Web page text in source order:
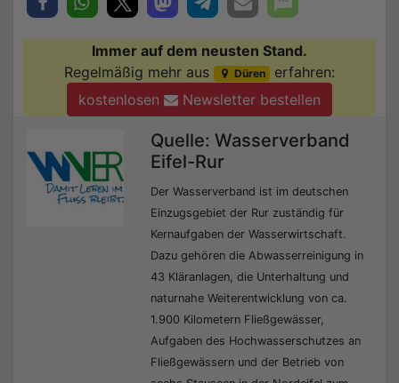
Immer auf dem neusten Stand.
Regelmäßig mehr aus
Düren
erfahren:
kostenlosen
Newsletter bestellen
Quelle: Wasserverband
Eifel-Rur
Der Wasserverband ist im deutschen
Einzugsgebiet der Rur zuständig für
Kernaufgaben der Wasserwirtschaft.
Dazu gehören die Abwasserreinigung in
43 Kläranlagen, die Unterhaltung und
naturnahe Weiterentwicklung von ca.
1.900 Kilometern Fließgewässer,
Aufgaben des Hochwasserschutzes an
Fließgewässern und der Betrieb von